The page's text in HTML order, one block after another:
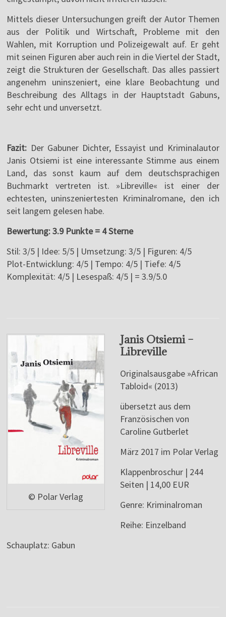
Mittels dieser Untersuchungen greift der Autor Themen
aus der Politik und Wirtschaft, Probleme mit den
Wahlen, mit Korruption und Polizeigewalt auf. Er geht
mit seinen Figuren aber auch rein in die Viertel der Stadt,
zeigt die Strukturen der Gesellschaft. Das alles passiert
angenehm uninszeniert, eine klare Beobachtung und
Beschreibung des Alltags in der Hauptstadt Gabuns,
sehr echt und unversetzt.
Fazit: Der Gabuner Dichter, Essayist und Kriminalautor
Janis Otsiemi ist eine interessante Stimme aus einem
Land, das sonst kaum auf dem deutschsprachigen
Buchmarkt vertreten ist. »Libreville« ist einer der
echtesten, uninszeniertesten Kriminalromane, den ich
seit langem gelesen habe.
Bewertung: 3.9 Punkte = 4 Sterne
Stil: 3/5 | Idee: 5/5 | Umsetzung: 3/5 | Figuren: 4/5
Plot-Entwicklung: 4/5 | Tempo: 4/5 | Tiefe: 4/5
Komplexität: 4/5 | Lesespaß: 4/5 | = 3.9/5.0
© Polar Verlag
Janis Otsiemi –
Libreville
Originalsausgabe »African
Tabloid« (2013)
übersetzt aus dem
Französischen von
Caroline Gutberlet
März 2017 im Polar Verlag
Klappenbroschur | 244
Seiten | 14,00 EUR
Genre: Kriminalroman
Reihe: Einzelband
Schauplatz: Gabun